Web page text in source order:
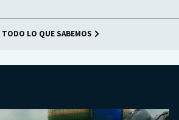
TODO LO QUE SABEMOS